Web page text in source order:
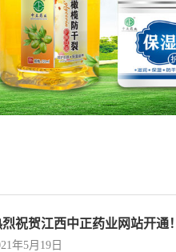
祝贺江西中正药业网站开通！
年5月19日